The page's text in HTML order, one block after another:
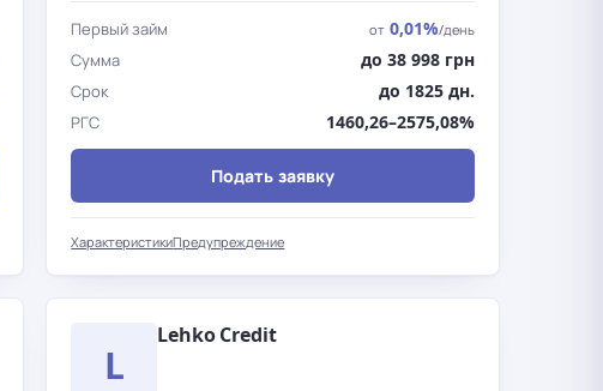
Первый займ от 0,01%/день
Сумма до 38 998 грн
Срок до 1825 дн.
РГС 1460,26–2575,08%
Подать заявку
ХарактеристикиПредупреждение
L
Lehko Credit